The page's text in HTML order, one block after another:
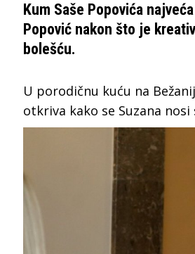
Kum Saše Popovića
Popović nakon što je
bolešću.
U porodičnu kuću na
otkriva kako se Suzana